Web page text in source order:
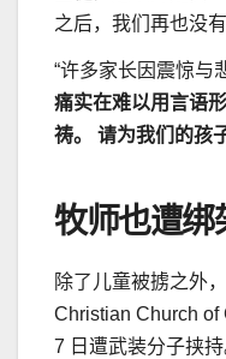
之后，我们再也没
“许多家长因震惊与
痛实在难以用言语
祷。 请为我们的孩
牧师也遭绑
除了儿童被掳之外
Christian Church of
7 日遭武装分子挟